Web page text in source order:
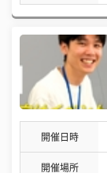
開催日時
開催場所